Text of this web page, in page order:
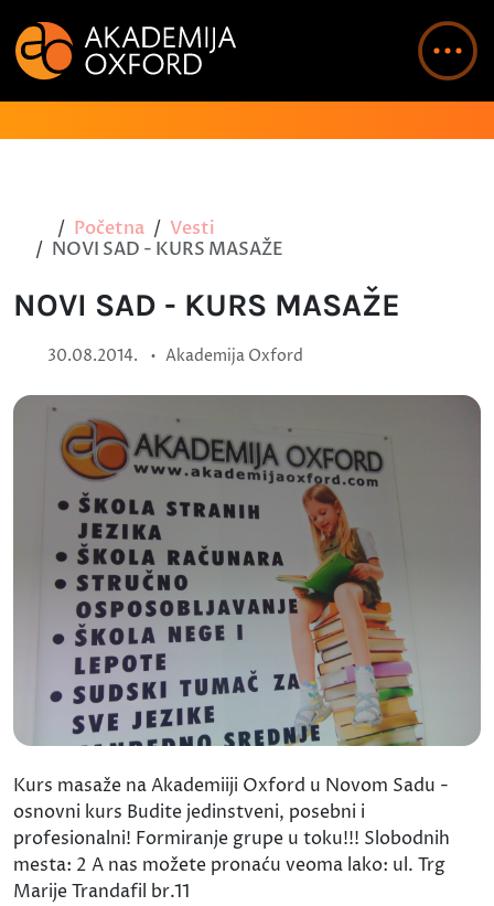
Početna
Vesti
NOVI SAD - KURS MASAŽE
NOVI SAD - KURS MASAŽE
30.08.2014. • Akademija Oxford
Kurs masaže na Akademiiji Oxford u Novom Sadu -
osnovni kurs Budite jedinstveni, posebni i
profesionalni! Formiranje grupe u toku!!! Slobodnih
mesta: 2 A nas možete pronaću veoma lako: ul. Trg
Marije Trandafil br.11